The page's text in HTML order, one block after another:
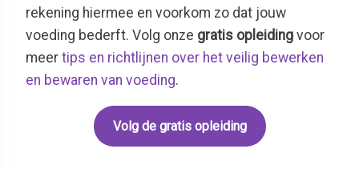
rekening hiermee en voorkom zo dat jouw
voeding bederft. Volg onze gratis opleiding voor
meer tips en richtlijnen over het veilig bewerken
en bewaren van voeding.
Volg de gratis opleiding